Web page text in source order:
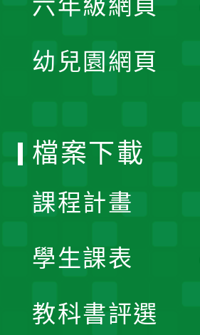
六年級網頁
幼兒園網頁
檔案下載
課程計畫
學生課表
教科書評選